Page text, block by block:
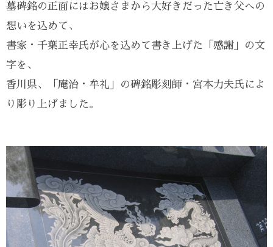
墓碑銘の正面にはお嬢さまから大好きだった亡き父への
想いを込めて、
書家・千葉正幸氏が心を込めて書き上げた「感謝」の文
字を、
香川県、「庵治・牟礼」の碑銘彫刻師・宮本力夫氏によ
り彫り上げました。